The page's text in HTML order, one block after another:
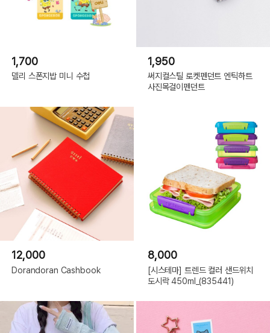
1,700
델리 스폰지밥 미니 수첩
1,950
써지컬스틸 로켓펜던트 엔틱하트
사진목걸이펜던트
12,000
Dorandoran Cashbook
8,000
[시스테마] 트렌드 컬러 샌드위치
도시락 450ml_(835441)